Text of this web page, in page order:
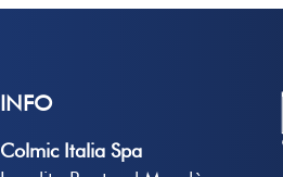
INFO
Colmic Italia Spa